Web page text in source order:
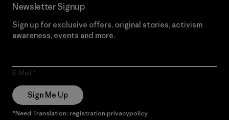
Newsletter Signup
Sign up for exclusive offers, original stories, activism
awareness, events and more.
E-Mail
Sign Me Up
*Need Translation: registration.privacypolicy